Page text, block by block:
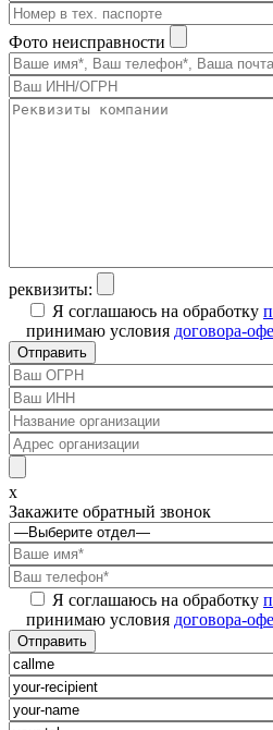
Фото неисправности
реквизиты:
Я соглашаюсь на обработку
принимаю условия договора-
x
Закажите обратный звонок
Я соглашаюсь на обработку
принимаю условия договора-